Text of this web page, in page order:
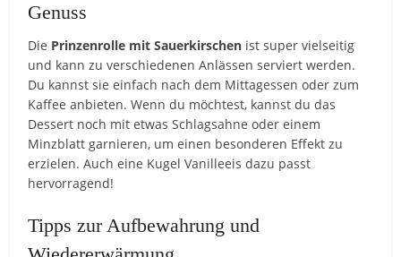
Genuss
Die Prinzenrolle mit Sauerkirschen ist super vielseitig
und kann zu verschiedenen Anlässen serviert werden.
Du kannst sie einfach nach dem Mittagessen oder zum
Kaffee anbieten. Wenn du möchtest, kannst du das
Dessert noch mit etwas Schlagsahne oder einem
Minzblatt garnieren, um einen besonderen Effekt zu
erzielen. Auch eine Kugel Vanilleeis dazu passt
hervorragend!
Tipps zur Aufbewahrung und